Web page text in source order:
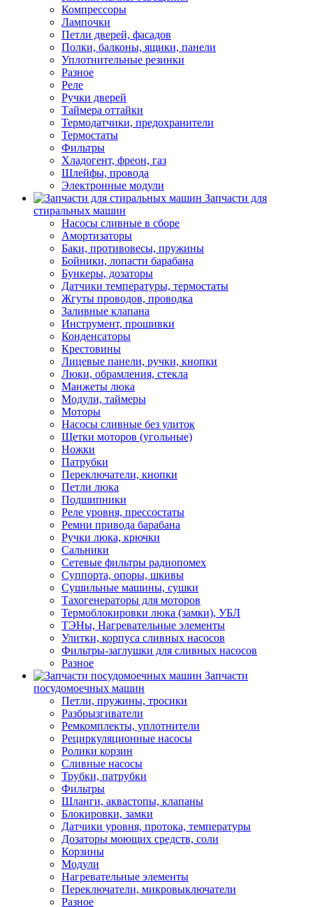
Компрессоры
Лампочки
Петли дверей, фасадов
Полки, балконы, ящики, панели
Уплотнительные резинки
Разное
Реле
Ручки дверей
Таймера оттайки
Термодатчики, предохранители
Термостаты
Фильтры
Хладогент, фреон, газ
Шлейфы, провода
Электронные модули
Запчасти для
стиральных машин
Насосы сливные в сборе
Амортизаторы
Баки, противовесы, пружины
Бойники, лопасти барабана
Бункеры, дозаторы
Датчики температуры, термостаты
Жгуты проводов, проводка
Заливные клапана
Инструмент, прошивки
Конденсаторы
Крестовины
Лицевые панели, ручки, кнопки
Люки, обрамления, стекла
Манжеты люка
Модули, таймеры
Моторы
Насосы сливные без улиток
Щетки моторов (угольные)
Ножки
Патрубки
Переключатели, кнопки
Петли люка
Подшипники
Реле уровня, прессостаты
Ремни привода барабана
Ручки люка, крючки
Сальники
Сетевые фильтры радиопомех
Суппорта, опоры, шкивы
Сушильные машины, сушки
Тахогенераторы для моторов
Термоблокировки люка (замки), УБЛ
ТЭНы, Нагревательные элементы
Улитки, корпуса сливных насосов
Фильтры-заглушки для сливных насосов
Разное
Запчасти
посудомоечных машин
Петли, пружины, тросики
Разбрызгиватели
Ремкомплекты, уплотнители
Рециркуляционные насосы
Ролики корзин
Сливные насосы
Трубки, патрубки
Фильтры
Шланги, аквастопы, клапаны
Блокировки, замки
Датчики уровня, протока, температуры
Дозаторы моющих средств, соли
Корзины
Модули
Нагревательные элементы
Переключатели, микровыключатели
Разное